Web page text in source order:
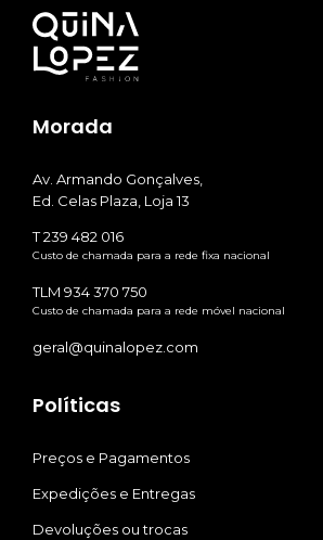
Morada
Av. Armando Gonçalves,
Ed. Celas Plaza, Loja 13
T 239 482 016
Custo de chamada para a rede fixa nacional
TLM 934 370 750
Custo de chamada para a rede móvel nacional
geral@quinalopez.com
Políticas
Preços e Pagamentos
Expedições e Entregas
Devoluções ou trocas